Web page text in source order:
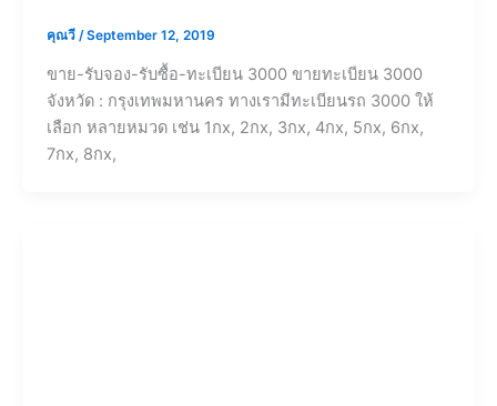
คุณวี /September 12, 2019
ขาย-รับจอง-รับซื้อ-ทะเบียน 3000 ขายทะเบียน 3000
จังหวัด : กรุงเทพมหานคร ทางเรามีทะเบียนรถ 3000 ให้
เลือก หลายหมวด เช่น 1กx, 2กx, 3กx, 4กx, 5กx, 6กx,
7กx, 8กx,